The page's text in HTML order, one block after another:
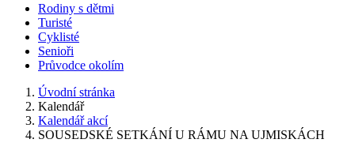
Rodiny s dětmi
Turisté
Cyklisté
Senioři
Průvodce okolím
Úvodní stránka
Kalendář
Kalendář akcí
SOUSEDSKÉ SETKÁNÍ U RÁMU NA UJMISKÁCH